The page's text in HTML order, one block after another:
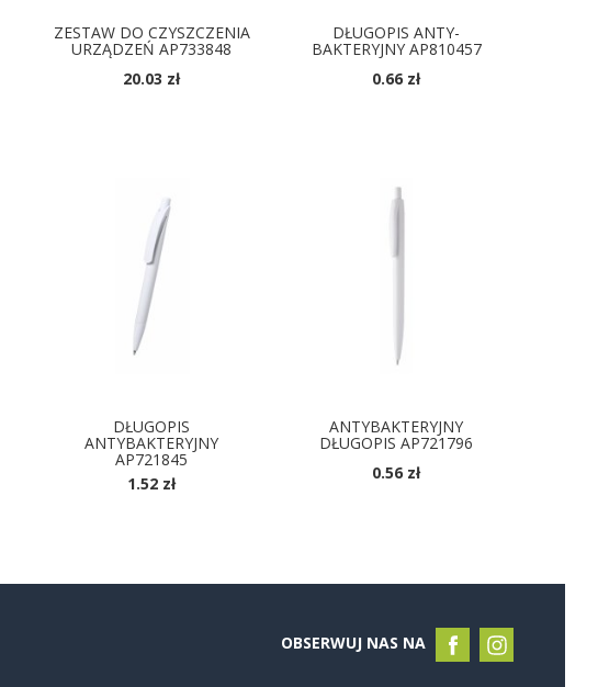
ZESTAW DO CZYSZCZENIA
URZĄDZEŃ AP733848
20.03 zł
DŁUGOPIS ANTY-
BAKTERYJNY AP810457
0.66 zł
DŁUGOPIS
ANTYBAKTERYJNY
AP721845
1.52 zł
ANTYBAKTERYJNY
DŁUGOPIS AP721796
0.56 zł
OBSERWUJ NAS NA